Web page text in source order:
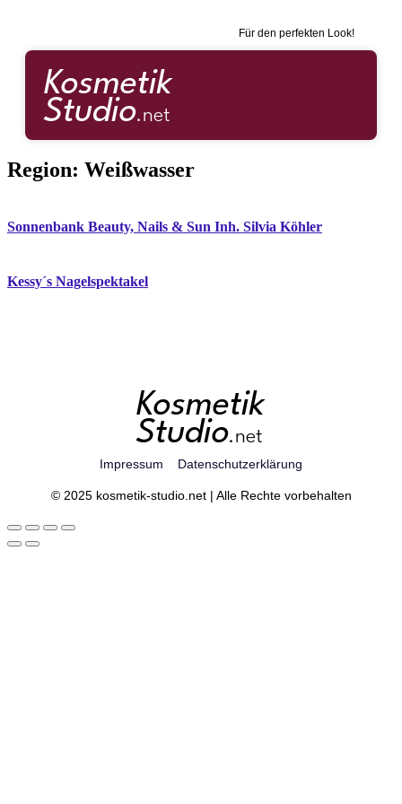
Für den perfekten Look!
Region: Weißwasser
Sonnenbank Beauty, Nails & Sun Inh. Silvia Köhler
Kessy´s Nagelspektakel
Impressum Datenschutzerklärung
© 2025 kosmetik-studio.net | Alle Rechte vorbehalten